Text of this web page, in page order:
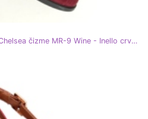
Ženske klasične tamnocrvene Chelsea čizme MR-9 Wine - Inello crvena